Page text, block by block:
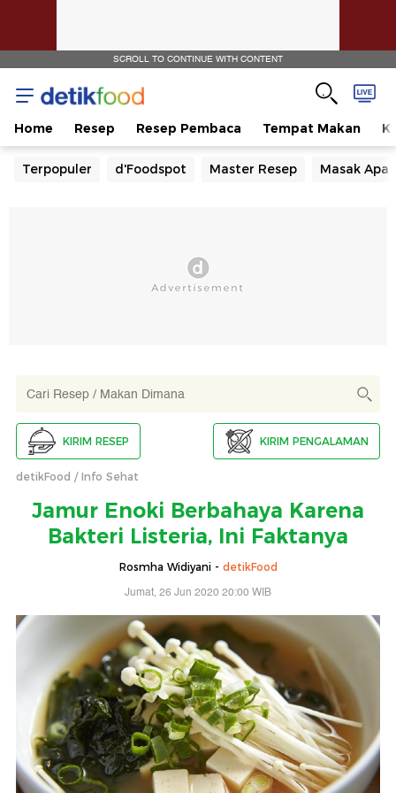
SCROLL TO CONTINUE WITH CONTENT
Home Resep Resep Pembaca Tempat Makan
Terpopuler d'Foodspot Master Resep Masak Apa
KIRIM RESEP KIRIM PENGALAMAN
detikFood Info Sehat
Jamur Enoki Berbahaya Karena
Bakteri Listeria, Ini Faktanya
Rosmha Widiyani - detikFood
Jumat, 26 Jun 2020 20:00 WIB